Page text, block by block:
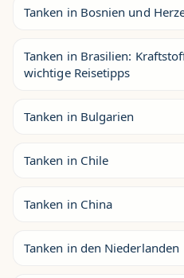
Tanken in Bosnien und
Tanken in Brasilien:
wichtige Reisetipps
Tanken in Bulgarien
Tanken in Chile
Tanken in China
Tanken in den Niederlanden